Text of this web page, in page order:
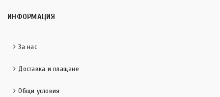
ИНФОРМАЦИЯ
За нас
Доставка и плащане
Общи условия